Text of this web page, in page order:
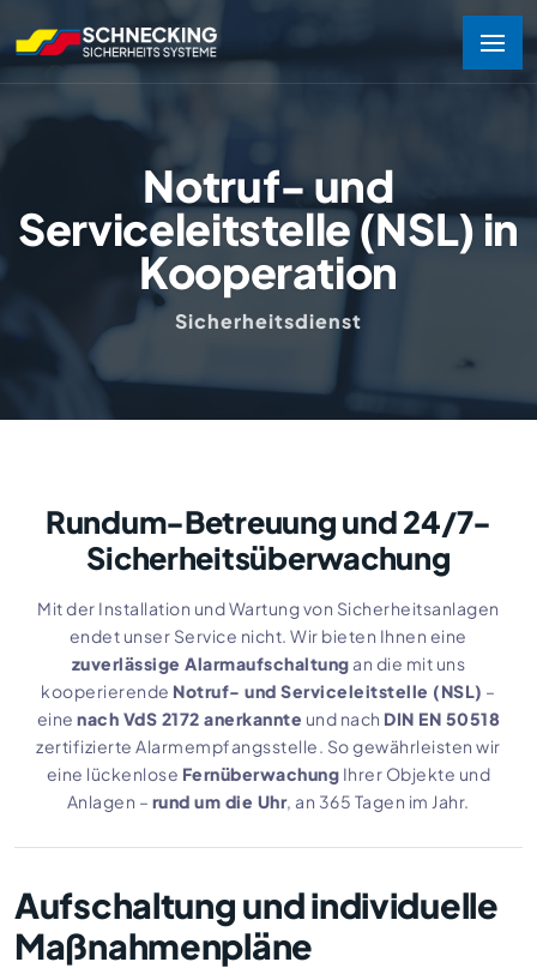
Notruf- und
Serviceleitstelle (NSL) in
Kooperation
Sicherheitsdienst
Rundum-Betreuung und 24/7-
Sicherheitsüberwachung
Mit der Installation und Wartung von Sicherheitsanlagen
endet unser Service nicht. Wir bieten Ihnen eine
zuverlässige Alarmaufschaltungan die mit uns
kooperierende Notruf- und Serviceleitstelle (NSL) –
einenach VdS 2172 anerkannte und nach DIN EN 50518
zertifizierte Alarmempfangsstelle. So gewährleisten wir
eine lückenlose Fernüberwachung Ihrer Objekte und
Anlagen – rund um die Uhr, an 365 Tagen im Jahr.
Aufschaltung und individuelle
Maßnahmenpläne